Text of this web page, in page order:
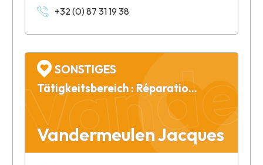
+32 (0) 87 31 19 38
Vandermeulen Jacques
SONSTIGES
Tätigkeitsbereich : Réparation et maintenance engins aériens